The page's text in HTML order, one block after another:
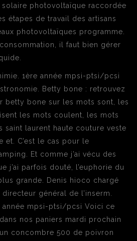
photovoltaïque raccordée
étapes de travail des artisans
photovoltaïques programme.
il faut bien gérer
1ère année mpsi-ptsi/pcsi
Betty bone : retrouvez
betty bone sur les mots sont, les
les mots coulent, les mots
saint laurent haute couture veste
et. C’est le cas pour le
Et comme j’ai vécu des
j’ai parfois douté, l’euphorie du
grande. Denis hioco chargé
général de l’inserm.
année mpsi-ptsi/pcsi Voici ce
nos paniers mardi prochain
concombre 500 de poivron